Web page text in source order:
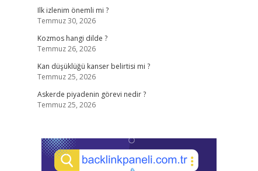
Ilk izlenim önemli mi ?
Temmuz 30, 2026
Kozmos hangi dilde ?
Temmuz 26, 2026
Kan düşüklüğü kanser belirtisi mi ?
Temmuz 25, 2026
Askerde piyadenin görevi nedir ?
Temmuz 25, 2026